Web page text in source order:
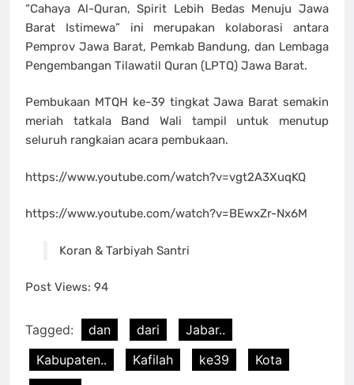
“Cahaya Al-Quran, Spirit Lebih Bedas Menuju Jawa
Barat Istimewa” ini merupakan kolaborasi antara
Pemprov Jawa Barat, Pemkab Bandung, dan Lembaga
Pengembangan Tilawatil Quran (LPTQ) Jawa Barat.
Pembukaan MTQH ke-39 tingkat Jawa Barat semakin
meriah tatkala Band Wali tampil untuk menutup
seluruh rangkaian acara pembukaan.
https://www.youtube.com/watch?v=vgt2A3XuqKQ
https://www.youtube.com/watch?v=BEwxZr-Nx6M
Koran & Tarbiyah Santri
Post Views: 94
Tagged: dan dari
Jabar..
Kabupaten..
Kafilah ke39
Kota